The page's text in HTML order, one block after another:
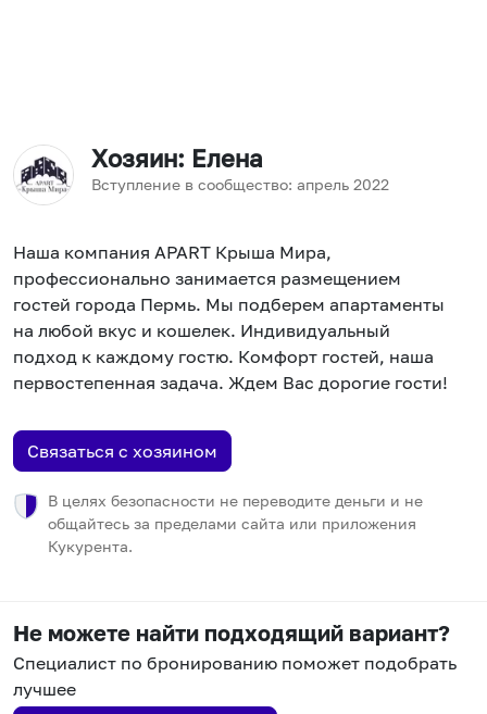
Хозяин: Елена
Вступление в сообщество: апрель 2022
Наша компания APART Крыша Мира,
профессионально занимается размещением
гостей города Пермь. Мы подберем апартаменты
на любой вкус и кошелек. Индивидуальный
подход к каждому гостю. Комфорт гостей, наша
первостепенная задача. Ждем Вас дорогие гости!
Связаться с хозяином
В целях безопасности не переводите деньги и не
общайтесь за пределами сайта или приложения
Кукурента.
Не можете найти подходящий вариант?
Специалист по бронированию поможет подобрать
лучшее